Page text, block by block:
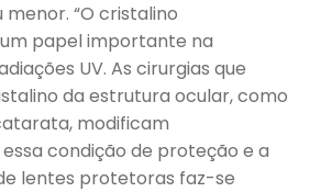
“O cristalino
papel importante na
UV. As cirurgias que
da estrutura ocular, como
modificam
condição de proteção e a
lentes protetoras faz-se